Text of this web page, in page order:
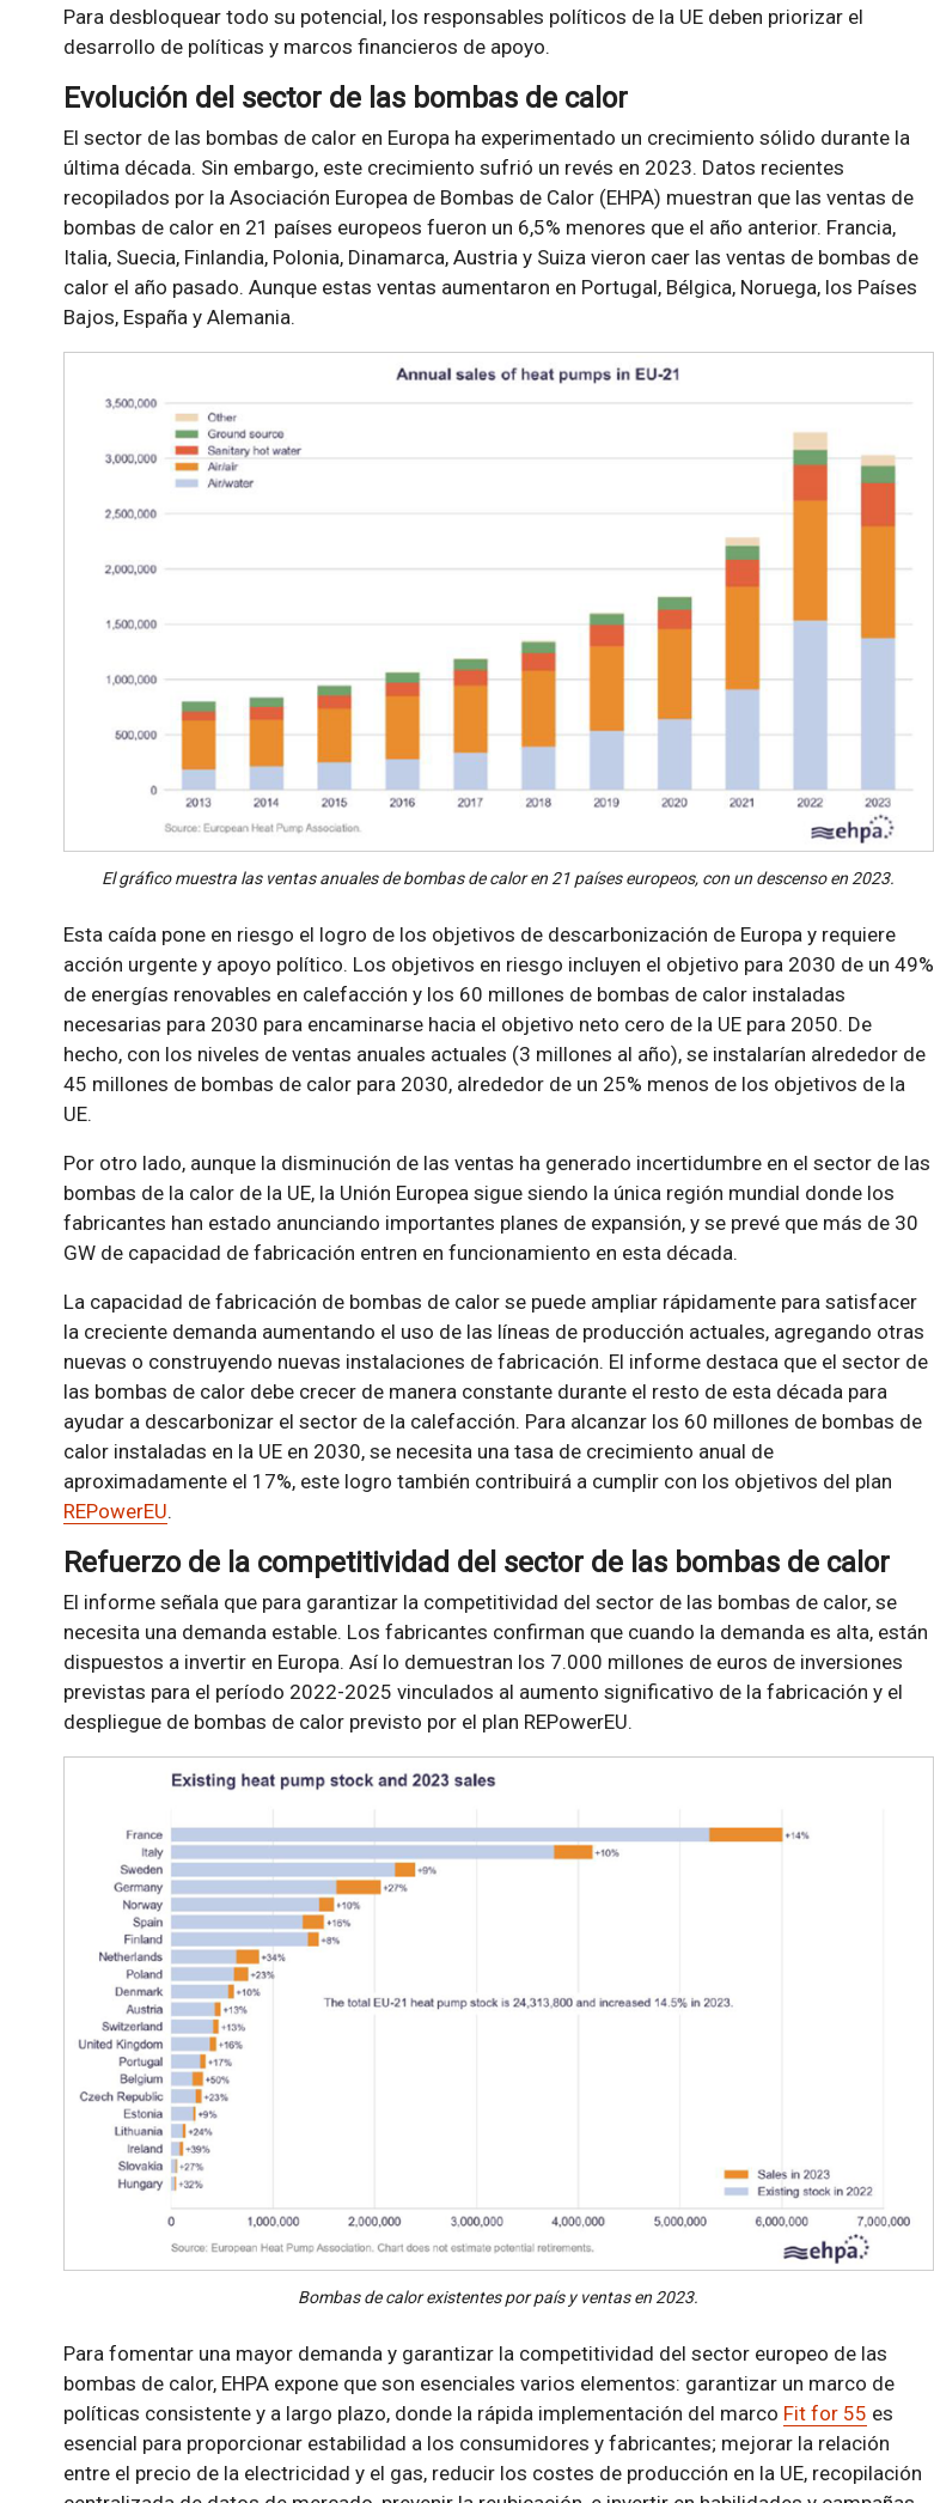
Para desbloquear todo su potencial, los responsables políticos de la UE deben priorizar el
desarrollo de políticas y marcos financieros de apoyo.
Evolución del sector de las bombas de calor
El sector de las bombas de calor en Europa ha experimentado un crecimiento sólido durante la
última década. Sin embargo, este crecimiento sufrió un revés en 2023. Datos recientes
recopilados por la Asociación Europea de Bombas de Calor (EHPA) muestran que las ventas de
bombas de calor en 21 países europeos fueron un 6,5% menores que el año anterior. Francia,
Italia, Suecia, Finlandia, Polonia, Dinamarca, Austria y Suiza vieron caer las ventas de bombas de
calor el año pasado. Aunque estas ventas aumentaron en Portugal, Bélgica, Noruega, los Países
Bajos, España y Alemania.
El gráfico muestra las ventas anuales de bombas de calor en 21 países europeos, con un descenso en 2023.
Esta caída pone en riesgo el logro de los objetivos de descarbonización de Europa y requiere
acción urgente y apoyo político. Los objetivos en riesgo incluyen el objetivo para 2030 de un 49%
de energías renovables en calefacción y los 60 millones de bombas de calor instaladas
necesarias para 2030 para encaminarse hacia el objetivo neto cero de la UE para 2050. De
hecho, con los niveles de ventas anuales actuales (3 millones al año), se instalarían alrededor de
45 millones de bombas de calor para 2030, alrededor de un 25% menos de los objetivos de la
UE.
Por otro lado, aunque la disminución de las ventas ha generado incertidumbre en el sector de las
bombas de la calor de la UE, la Unión Europea sigue siendo la única región mundial donde los
fabricantes han estado anunciando importantes planes de expansión, y se prevé que más de 30
GW de capacidad de fabricación entren en funcionamiento en esta década.
La capacidad de fabricación de bombas de calor se puede ampliar rápidamente para satisfacer
la creciente demanda aumentando el uso de las líneas de producción actuales, agregando otras
nuevas o construyendo nuevas instalaciones de fabricación. El informe destaca que el sector de
las bombas de calor debe crecer de manera constante durante el resto de esta década para
ayudar a descarbonizar el sector de la calefacción. Para alcanzar los 60 millones de bombas de
calor instaladas en la UE en 2030, se necesita una tasa de crecimiento anual de
aproximadamente el 17%, este logro también contribuirá a cumplir con los objetivos del plan
REPowerEU.
Refuerzo de la competitividad del sector de las bombas de calor
El informe señala que para garantizar la competitividad del sector de las bombas de calor, se
necesita una demanda estable. Los fabricantes confirman que cuando la demanda es alta, están
dispuestos a invertir en Europa. Así lo demuestran los 7.000 millones de euros de inversiones
previstas para el período 2022-2025 vinculados al aumento significativo de la fabricación y el
despliegue de bombas de calor previsto por el plan REPowerEU.
Bombas de calor existentes por país y ventas en 2023.
Para fomentar una mayor demanda y garantizar la competitividad del sector europeo de las
bombas de calor, EHPA expone que son esenciales varios elementos: garantizar un marco de
políticas consistente y a largo plazo, donde la rápida implementación del marco Fit for 55 es
esencial para proporcionar estabilidad a los consumidores y fabricantes; mejorar la relación
entre el precio de la electricidad y el gas, reducir los costes de producción en la UE, recopilación